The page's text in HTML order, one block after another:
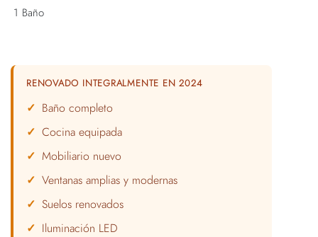
1 Baño
RENOVADO INTEGRALMENTE EN 2024
Baño completo
Cocina equipada
Mobiliario nuevo
Ventanas amplias y modernas
Suelos renovados
Iluminación LED